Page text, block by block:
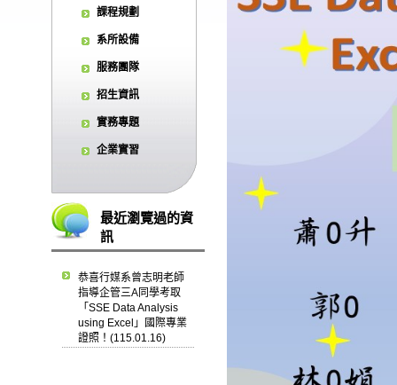
課程規劃
系所設備
服務團隊
招生資訊
實務專題
企業實習
最近瀏覽過的資
訊
恭喜行媒系曾志明老師
指導企管三A同學考取
「SSE Data Analysis
using Excel」國際專業
證照！(115.01.16)